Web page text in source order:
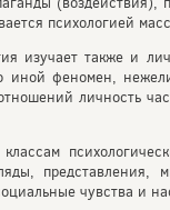
психологией
изучает также и
иной феномен,
личность
чувства и